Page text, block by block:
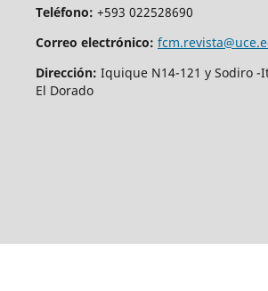
Teléfono: +593 022528690
Correo electrónico:
Dirección: Iquique N14-121 y Sodiro -
El Dorado